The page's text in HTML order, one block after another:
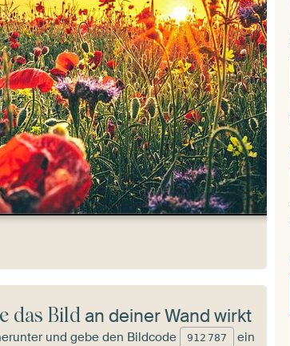
das Bildan deiner Wand wirkt
und gebe den Bildcode 912 787 ein